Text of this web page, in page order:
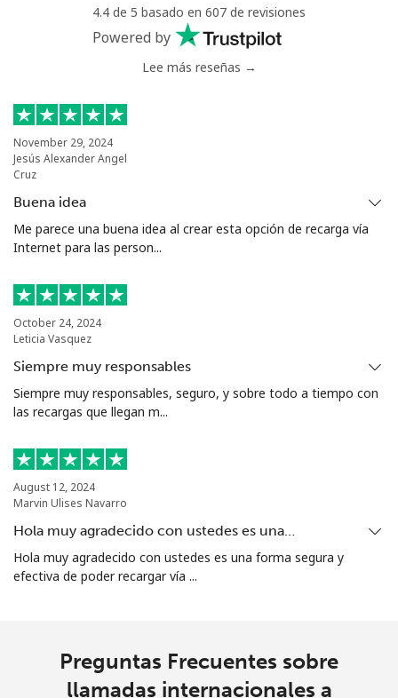
4.4 de 5 basado en 607 de revisiones
Powered by
Lee más reseñas →
November 29, 2024
Jesús Alexander Angel
Cruz
Buena idea
Me parece una buena idea al crear esta opción de recarga vía
Internet para las person...
October 24, 2024
Leticia Vasquez
Siempre muy responsables
Siempre muy responsables, seguro, y sobre todo a tiempo con
las recargas que llegan m...
August 12, 2024
Marvin Ulises Navarro
Hola muy agradecido con ustedes es una…
Hola muy agradecido con ustedes es una forma segura y
efectiva de poder recargar vía ...
Preguntas Frecuentes sobre
llamadas internacionales a